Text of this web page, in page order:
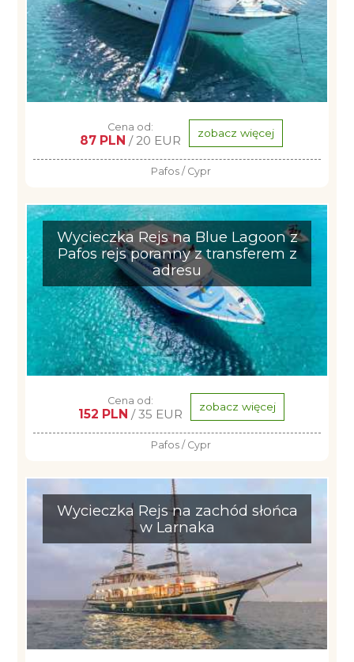
Cena od:
87 PLN / 20 EUR zobacz więcej
Pafos / Cypr
Wycieczka Rejs na Blue Lagoon z
Pafos rejs poranny z transferem z
adresu
Cena od:
152 PLN / 35 EUR zobacz więcej
Pafos / Cypr
Wycieczka Rejs na zachód słońca
w Larnaka